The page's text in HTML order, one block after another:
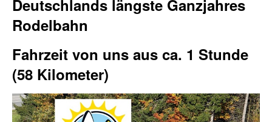
Deutschlands längste Ganzjahres
Rodelbahn
Fahrzeit von uns aus ca. 1 Stunde
(58 Kilometer)